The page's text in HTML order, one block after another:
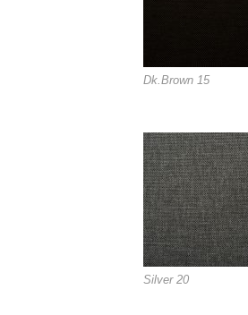
Dk.Brown 15
Silver 20